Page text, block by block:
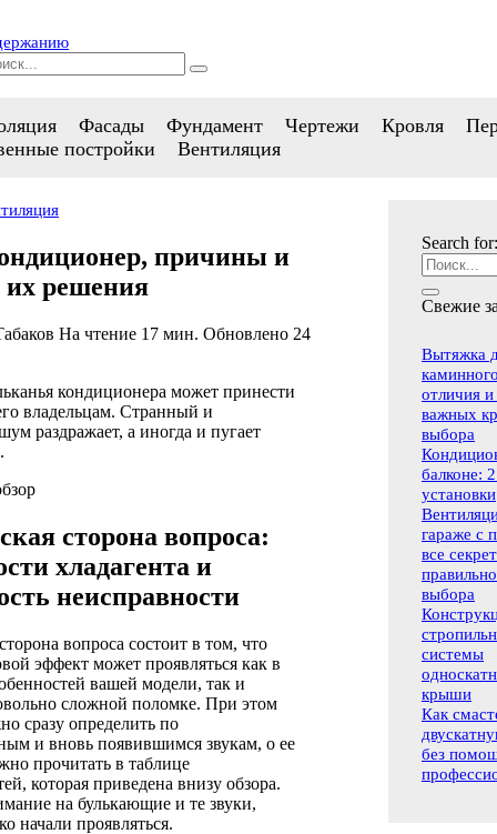
Фасады Фундамент Чертежи Кровля
постройки
Вентиляция
причины и
их решения
На чтение 17 мин. Обновлено 24
кондиционера может принести
владельцам. Странный и
раздражает, а иногда и пугает
сторона вопроса:
хладагента и
неисправности
вопроса состоит в том, что
эффект может проявляться как в
вашей модели, так и
сложной поломке. При этом
сразу определить по
и вновь появившимся звукам, о ее
прочитать в таблице
которая приведена внизу обзора.
на булькающие и те звуки,
начали проявляться.
Search for:
Свежие
Вытяжка
отличия и
важных
выбора
балконе:
установки
гараже с
все
выбора
системы
крыши
Как
без